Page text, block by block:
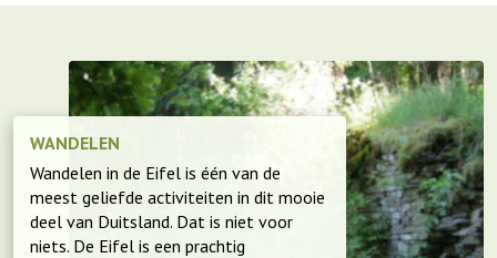
WANDELEN
Wandelen in de Eifel is één van de
meest geliefde activiteiten in dit mooie
deel van Duitsland. Dat is niet voor
niets. De Eifel is een prachtig